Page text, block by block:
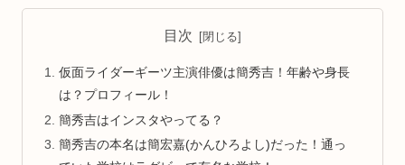
目次
仮面ライダーギーツ主演俳優は簡秀吉！年齢や身長
は？プロフィール！
簡秀吉はインスタやってる？
簡秀吉の本名は簡宏嘉(かんひろよし)だった！通っ